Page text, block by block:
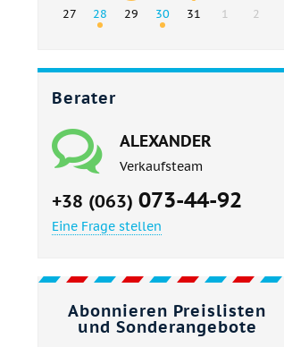
27
28 29 30 31 1 2
Berater
ALEXANDER
Verkaufsteam
+38 (063) 073-44-92
Eine Frage stellen
Abonnieren Preislisten
und Sonderangebote